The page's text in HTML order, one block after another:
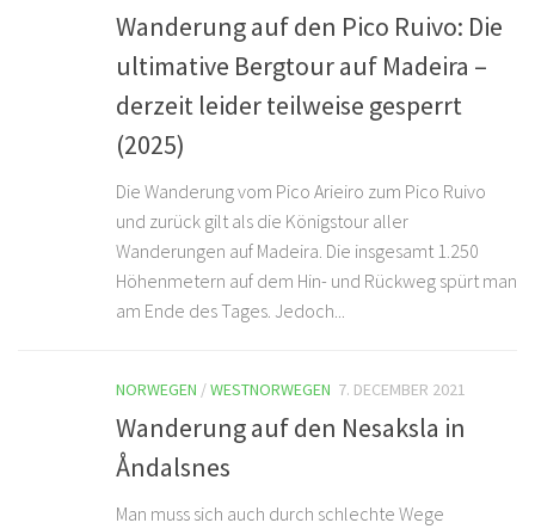
Wanderung auf den Pico Ruivo: Die
ultimative Bergtour auf Madeira –
derzeit leider teilweise gesperrt
(2025)
Die Wanderung vom Pico Arieiro zum Pico Ruivo
und zurück gilt als die Königstour aller
Wanderungen auf Madeira. Die insgesamt 1.250
Höhenmetern auf dem Hin- und Rückweg spürt man
am Ende des Tages. Jedoch...
NORWEGEN /WESTNORWEGEN 7. DECEMBER 2021
Wanderung auf den Nesaksla in
Åndalsnes
Man muss sich auch durch schlechte Wege